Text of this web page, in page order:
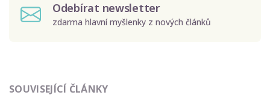
Odebírat newsletter
zdarma hlavní myšlenky z nových článků
SOUVISEJÍCÍ ČLÁNKY